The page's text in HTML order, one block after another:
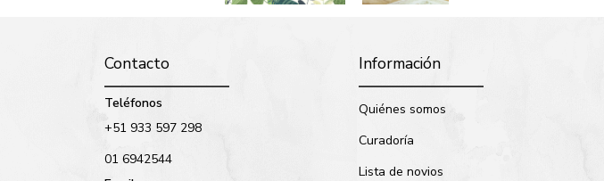
Contacto
Teléfonos
+51 933 597 298
01 6942544
Información
Quiénes somos
Curadoría
Lista de novios